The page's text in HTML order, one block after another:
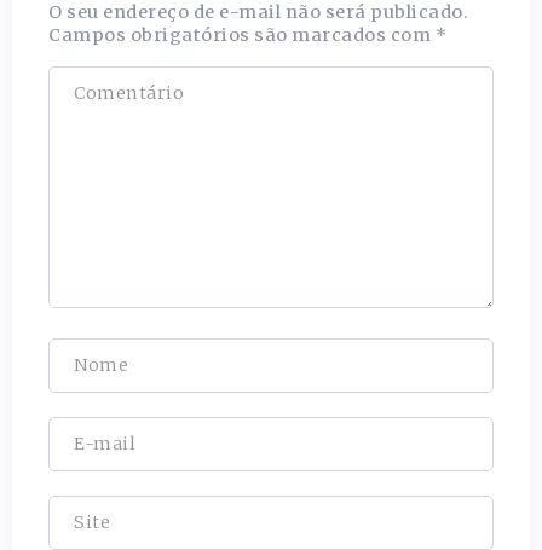
O seu endereço de e-mail não será publicado.
Campos obrigatórios são marcados com *